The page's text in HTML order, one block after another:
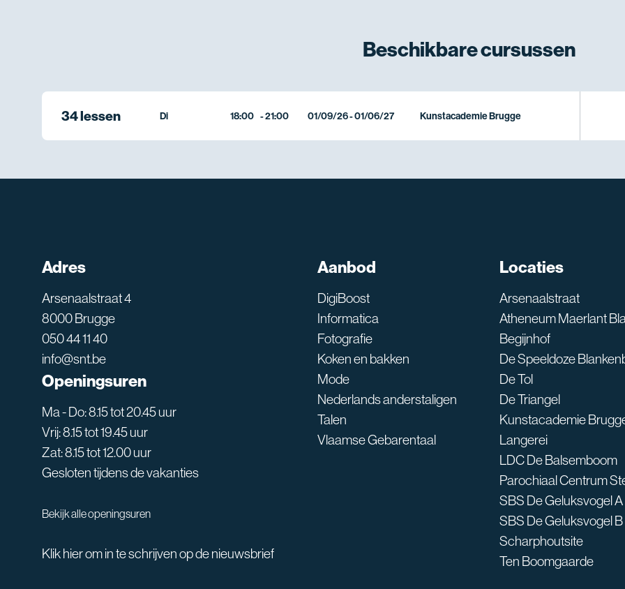
Beschikbarecursussen
34 lessen Di 18:00 -21:00 01/09/26 - 01/06/27 Kunstacademie Brugge
Adres
Arsenaalstraat 4
8000 Brugge
050 44 11 40
info@snt.be
Openingsuren
Ma - Do: 8.15 tot 20.45 uur
Vrij: 8.15 tot 19.45 uur
Zat: 8.15 tot 12.00 uur
Gesloten tijdens de vakanties
Bekijk alle openingsuren
Klik hier om in te schrijven op de nieuwsbrief
Aanbod
DigiBoost
Informatica
Fotografie
Koken en bakken
Mode
Nederlands anderstaligen
Talen
Vlaamse Gebarentaal
Locaties
Arsenaalstraat
Atheneum Maerlant
Begijnhof
De Speeldoze
De Tol
De Triangel
Kunstacademie
Langerei
LDC De Balsemboom
Parochiaal Centrum
SBS De Geluksvogel A
SBS De Geluksvogel B
Scharphoutsite
Ten Boomgaarde
SNT assistent